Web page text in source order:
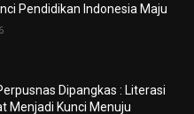
Pendidikan Indonesia Maju
Dipangkas : Literasi
Menjadi Kunci Menuju